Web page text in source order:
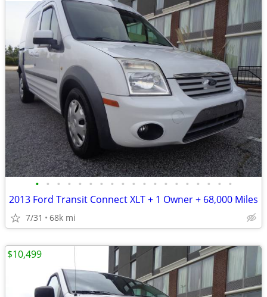
• • • • • • • • • • • • • • • • • • •
2013 Ford Transit Connect XLT + 1 Owner + 68,000 Miles
7/31 68k mi
$10,499